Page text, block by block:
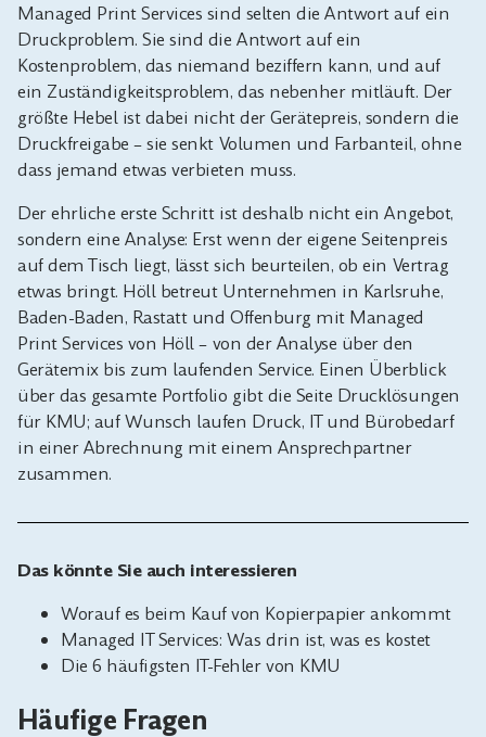
Managed Print Services sind selten die Antwort auf ein
Druckproblem. Sie sind die Antwort auf ein
Kostenproblem, das niemand beziffern kann, und auf
ein Zuständigkeitsproblem, das nebenher mitläuft. Der
größte Hebel ist dabei nicht der Gerätepreis, sondern die
Druckfreigabe – sie senkt Volumen und Farbanteil, ohne
dass jemand etwas verbieten muss.
Der ehrliche erste Schritt ist deshalb nicht ein Angebot,
sondern eine Analyse: Erst wenn der eigene Seitenpreis
auf dem Tisch liegt, lässt sich beurteilen, ob ein Vertrag
etwas bringt. Höll betreut Unternehmen in Karlsruhe,
Baden-Baden, Rastatt und Offenburg mit Managed
Print Services von Höll– von der Analyse über den
Gerätemix bis zum laufenden Service. Einen Überblick
über das gesamte Portfolio gibt die Seite Drucklösungen
für KMU; auf Wunsch laufen Druck, IT und Bürobedarf
in einer Abrechnung mit einem Ansprechpartner
zusammen.
Das könnte Sie auch interessieren
Worauf es beim Kauf von Kopierpapier ankommt
Managed IT Services: Was drin ist, was es kostet
Die 6 häufigsten IT-Fehler von KMU
Häufige Fragen